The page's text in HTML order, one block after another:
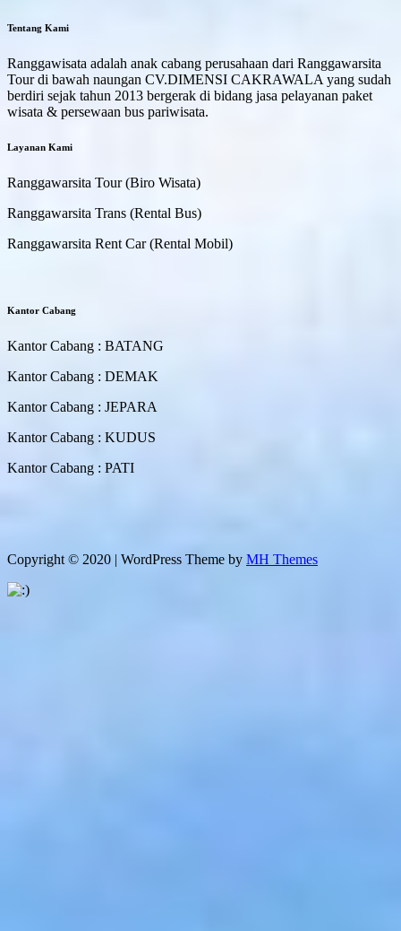
Tentang Kami
Ranggawisata adalah anak cabang perusahaan dari Ranggawarsita
Tour di bawah naungan CV.DIMENSI CAKRAWALA yang sudah
berdiri sejak tahun 2013 bergerak di bidang jasa pelayanan paket
wisata & persewaan bus pariwisata.
Layanan Kami
Ranggawarsita Tour (Biro Wisata)
Ranggawarsita Trans (Rental Bus)
Ranggawarsita Rent Car (Rental Mobil)
Kantor Cabang
Kantor Cabang : BATANG
Kantor Cabang : DEMAK
Kantor Cabang : JEPARA
Kantor Cabang : KUDUS
Kantor Cabang : PATI
Copyright © 2020 | WordPress Theme by MH Themes